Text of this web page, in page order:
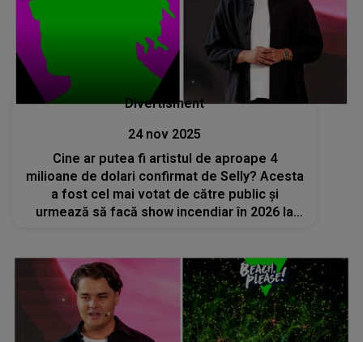
Divertisment
24 nov 2025
Cine ar putea fi artistul de aproape 4
milioane de dolari confirmat de Selly? Acesta
a fost cel mai votat de către public și
urmează să facă show incendiar în 2026 la